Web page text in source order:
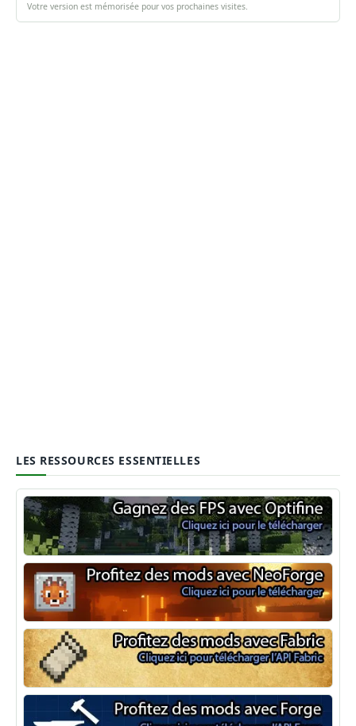
Votre version est mémorisée pour vos prochaines visites.
LES RESSOURCES ESSENTIELLES
Optifine
NeoForge
Minecraft Fabric